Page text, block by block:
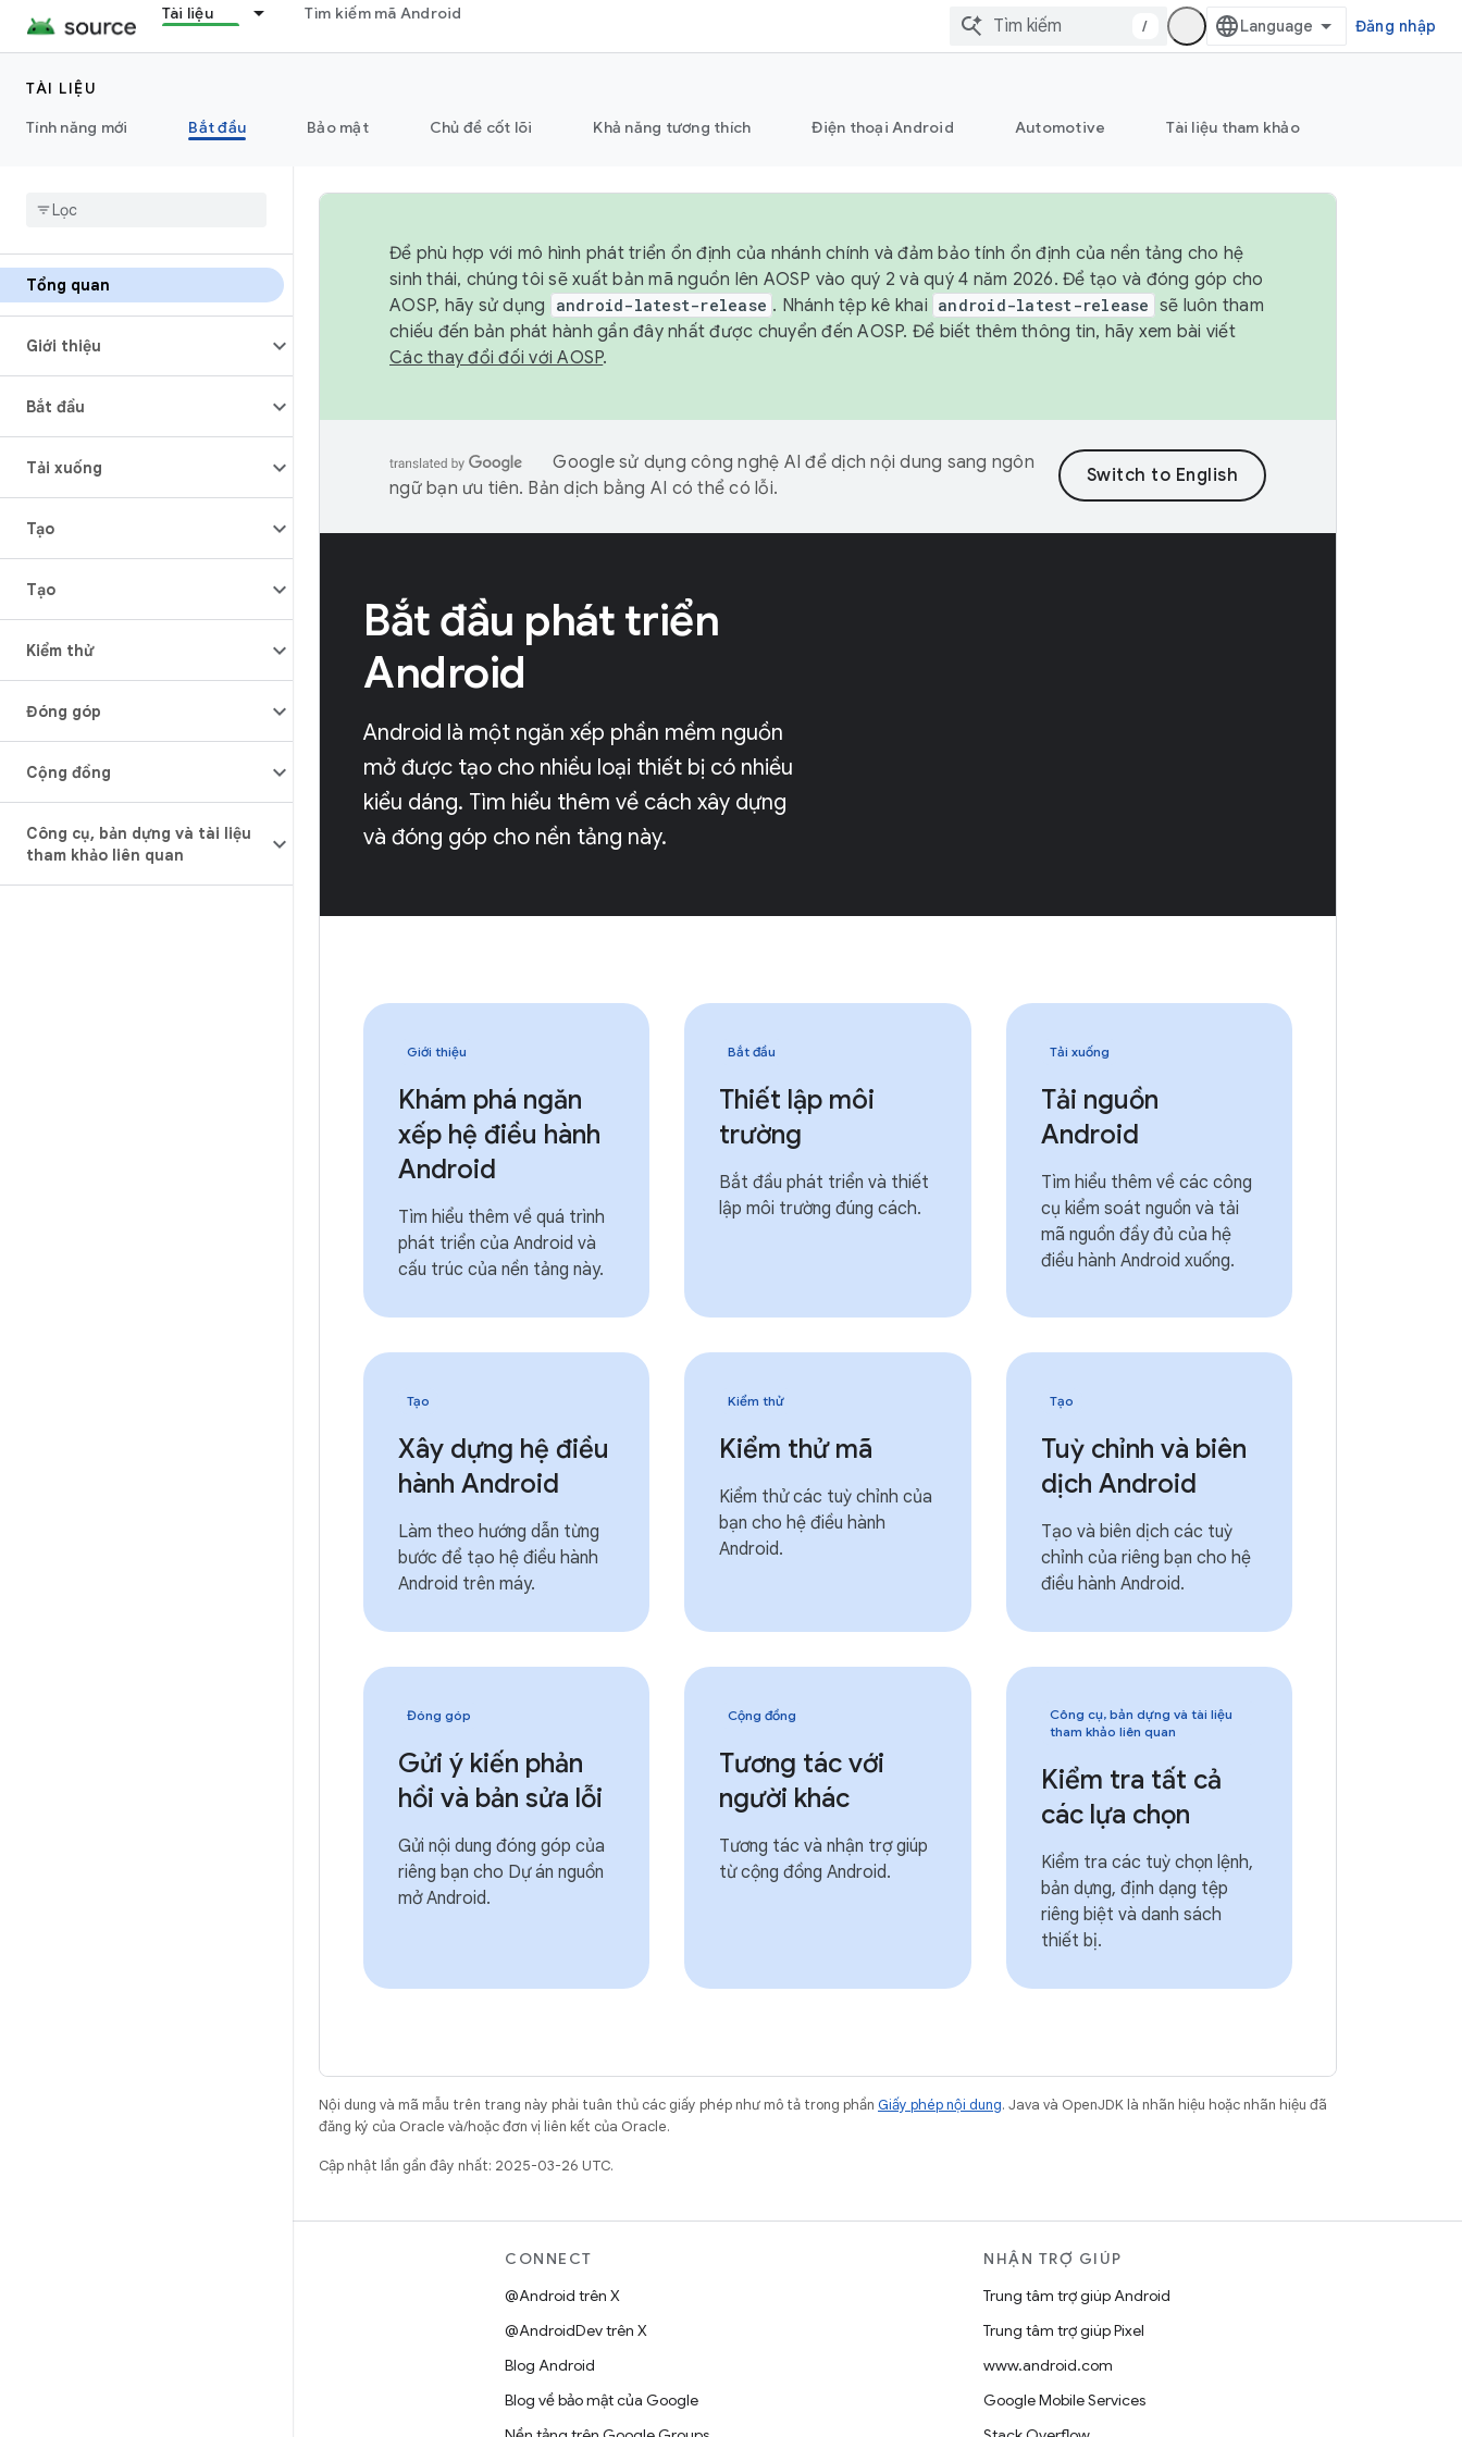
Tài liệu Tìm kiếm mã Android
/ Đăng nhập
TÀI LIỆU
Tính năng mới
Bắt đầu Bảo mật Chủ đề cốt lõi Khả năng tương thích Điện thoại Android Automotive Tài liệu tham khảo
Tổng quan
Giới thiệu
Bắt đầu
Tải xuống
Tạo
Tạo
Kiểm thử
Đóng góp
Cộng đồng
Công cụ, bản dựng và tài liệu
tham khảo liên quan
Để phù hợp với mô hình phát triển ổn định của nhánh chính và đảm bảo tính ổn định của nền tảng cho hệ
sinh thái, chúng tôi sẽ xuất bản mã nguồn lên AOSP vào quý 2 và quý 4 năm 2026. Để tạo và đóng góp cho
AOSP, hãy sử dụng
android-latest-release . Nhánh tệp kê khai android-latest-release sẽ luôn tham
chiếu đến bản phát hành gần đây nhất được chuyển đến AOSP. Để biết thêm thông tin, hãy xem bài viết
Các thay đổi đối với AOSP.
Google sử dụng công nghệ AI để dịch nội dung sang ngôn
ngữ bạn ưu tiên. Bản dịch bằng AI có thể có lỗi.
Bắt đầu phát triển
Android
Android là một ngăn xếp phần mềm nguồn
mở được tạo cho nhiều loại thiết bị có nhiều
kiểu dáng. Tìm hiểu thêm về cách xây dựng
và đóng góp cho nền tảng này.
Giới thiệu
Khám phá ngăn
xếp hệ điều hành
Android
Tìm hiểu thêm về quá trình
phát triển của Android và
cấu trúc của nền tảng này.
Bắt đầu
Thiết lập môi
trường
Bắt đầu phát triển và thiết
lập môi trường đúng cách.
Tải xuống
Tải nguồn
Android
Tìm hiểu thêm về các công
cụ kiểm soát nguồn và tải
mã nguồn đầy đủ của hệ
điều hành Android xuống.
Tạo
Xây dựng hệ điều
hành Android
Làm theo hướng dẫn từng
bước để tạo hệ điều hành
Android trên máy.
Kiểm thử
Kiểm thử mã
Kiểm thử các tuỳ chỉnh của
bạn cho hệ điều hành
Android.
Tạo
Tuỳ chỉnh và biên
dịch Android
Tạo và biên dịch các tuỳ
chỉnh của riêng bạn cho hệ
điều hành Android.
Đóng góp
Gửi ý kiến phản
hồi và bản sửa lỗi
Gửi nội dung đóng góp của
riêng bạn cho Dự án nguồn
mở Android.
Cộng đồng
Tương tác với
người khác
Tương tác và nhận trợ giúp
từ cộng đồng Android.
Công cụ, bản dựng và tài liệu
tham khảo liên quan
Kiểm tra tất cả
các lựa chọn
Kiểm tra các tuỳ chọn lệnh,
bản dựng, định dạng tệp
riêng biệt và danh sách
thiết bị.
Nội dung và mã mẫu trên trang này phải tuân thủ các giấy phép như mô tả trong phần Giấy phép nội dung. Java và OpenJDK là nhãn hiệu hoặc nhãn hiệu đã
đăng ký của Oracle và/hoặc đơn vị liên kết của Oracle.
Cập nhật lần gần đây nhất: 2025-03-26 UTC.
CONNECT
@Android trên X
@AndroidDev trên X
Blog Android
Blog về bảo mật của Google
NHẬN TRỢ GIÚP
Trung tâm trợ giúp Android
Trung tâm trợ giúp Pixel
www.android.com
Google Mobile Services